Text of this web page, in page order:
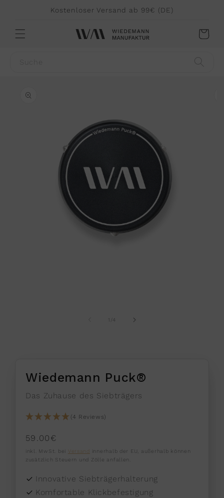
Kostenloser Versand ab 99€ (DE)
Warenkorb
1 von
4
Wiedemann Puck®
Das Zuhause des Siebträgers
(4 Reviews)
Normaler
Preis
59.00€
inkl. MwSt. bei Versand
innerhalb der EU, außerhalb können
zusätzlich Steuern und Zölle anfallen.
Innovative Siebträgerhalterung
Komfortable Klickbefestigung